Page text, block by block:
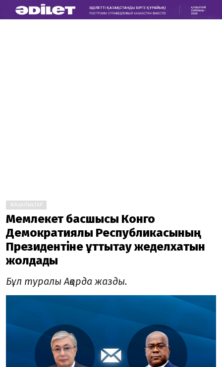
ЖАҢАЛЫҚТАР
Мемлекет басшысы Конго
Демократиялық Республикасының
Президентіне құттықтау жеделхатын
жолдады
Бұл туралы Ақорда жазды.